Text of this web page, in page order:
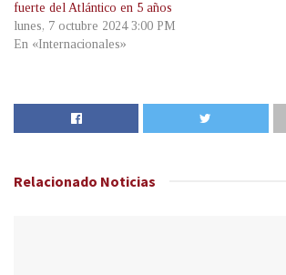
fuerte del Atlántico en 5 años
lunes, 7 octubre 2024 3:00 PM
En «Internacionales»
Relacionado Noticias